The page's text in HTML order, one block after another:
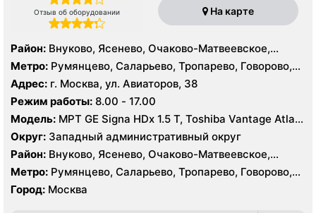
Отзыв об оборудовании На карте
Район: Внуково, Ясенево, Очаково-Матвеевское,
Солнцево, Тропарёво-Никулино
Метро: Румянцево, Саларьево, Тропарево, Говорово,
Новопеределкино, Озёрная, Прокшино, Рассказовка,
Солнцево, Филатов Луг, Боровское шоссе
Адрес: г. Москва, ул. Авиаторов, 38
Режим работы: 8.00 - 17.00
Модель: МРТ GE Signa HDx 1.5 T, Toshiba Vantage Atlas
1.5 Т, КТ Toshiba Aquilion CXL 128, Philips Brilliance CT
64 среза, УЗИ
Округ: Западный административный округ
Район: Внуково, Ясенево, Очаково-Матвеевское,
Солнцево, Тропарёво-Никулино
Метро: Румянцево, Саларьево, Тропарево, Говорово,
Новопеределкино, Озёрная, Прокшино, Рассказовка,
Солнцево, Филатов Луг, Боровское шоссе
Город: Москва